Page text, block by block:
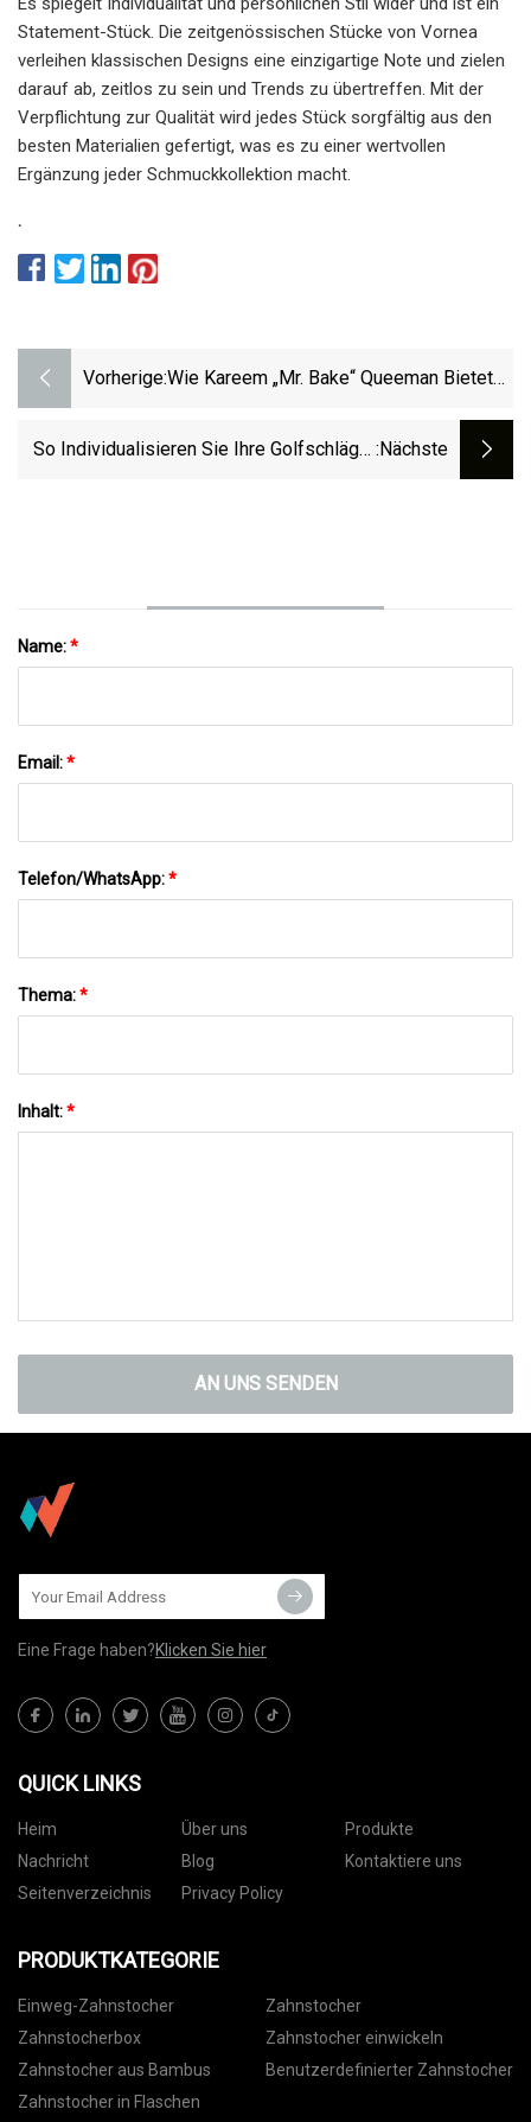
Statement-Stück. Die zeitgenössischen Stücke von Vornea
verleihen klassischen Designs eine einzigartige Note und zielen
darauf ab, zeitlos zu sein und Trends zu übertreffen. Mit der
Verpflichtung zur Qualität wird jedes Stück sorgfältig aus den
besten Materialien gefertigt, was es zu einer wertvollen
Ergänzung jeder Schmuckkollektion macht.
.
Vorherige:Wie Kareem „Mr. Bake“ Queeman Bietet
So Individualisieren Sie Ihre Golfschläger :nächste
Name:*
Email:*
Telefon/WhatsApp:*
Thema:*
Inhalt:*
AN UNS SENDEN
Eine Frage haben?Klicken Sie hier
QUICK LINKS
Heim Über uns
Produkte
Nachricht
Blog
Kontaktiere uns
Seitenverzeichnis
Privacy Policy
PRODUKTKATEGORIE
Einweg-Zahnstocher
Zahnstocher
Zahnstocherbox
Zahnstocher einwickeln
Zahnstocher aus Bambus
Benutzerdefinierter Zahnstocher
Zahnstocher in Flaschen